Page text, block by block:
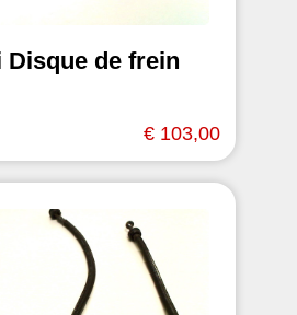
Disque de frein
€ 103,00